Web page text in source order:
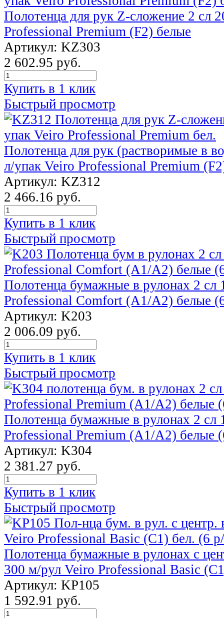
Полотенца для рук Z-сложение 2 сл
Professional Premium (F2) белые
Артикул: KZ303
2 602.95 руб.
Купить в 1 клик
Быстрый просмотр
Полотенца для рук (растворимые в
л/упак Veiro Professional Premium
Артикул: KZ312
2 466.16 руб.
Купить в 1 клик
Быстрый просмотр
Полотенца бумажные в рулонах 2 сл
Professional Comfort (А1/А2) белые
Артикул: K203
2 006.09 руб.
Купить в 1 клик
Быстрый просмотр
Полотенца бумажные в рулонах 2 сл
Professional Premium (A1/A2) белые
Артикул: K304
2 381.27 руб.
Купить в 1 клик
Быстрый просмотр
Полотенца бумажные в рулонах с
300 м/рул Veiro Professional Basic
Артикул: KP105
1 592.91 руб.